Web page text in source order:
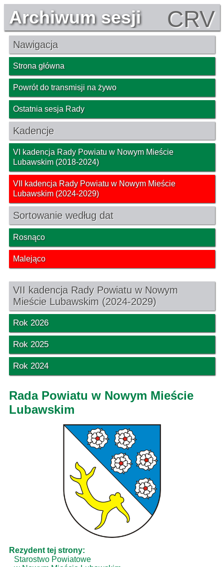
Archiwum sesji CRV
Nawigacja
Strona główna
Powrót do transmisji na żywo
Ostatnia sesja Rady
Kadencje
VI kadencja Rady Powiatu w Nowym Mieście
Lubawskim (2018-2024)
VII kadencja Rady Powiatu w Nowym Mieście
Lubawskim (2024-2029)
Sortowanie według dat
Rosnąco
Malejąco
VII kadencja Rady Powiatu w Nowym
Mieście Lubawskim (2024-2029)
Rok 2026
Rok 2025
Rok 2024
Rada Powiatu w Nowym Mieście
Lubawskim
Rezydent tej strony:
Starostwo Powiatowe